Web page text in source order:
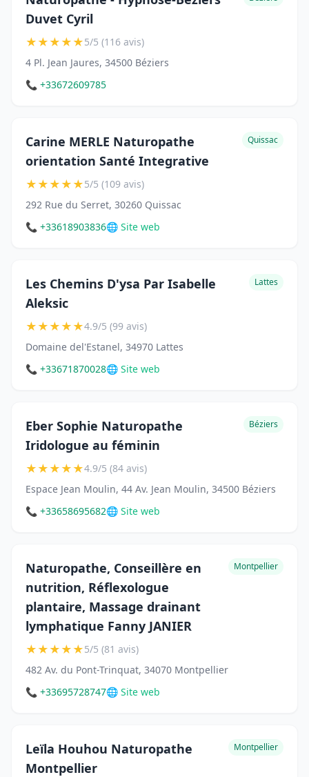
Duvet Cyril
★★★★★5/5 (116 avis)
4 Pl. Jean Jaures, 34500 Béziers
📞 +33672609785
Carine MERLE Naturopathe
orientation Santé Integrative
Quissac
★★★★★5/5 (109 avis)
292 Rue du Serret, 30260 Quissac
📞 +33618903836🌐 Site web
Les Chemins D'ysa Par Isabelle
Aleksic
Lattes
★★★★★4.9/5 (99 avis)
Domaine del'Estanel, 34970 Lattes
📞 +33671870028🌐 Site web
Eber Sophie Naturopathe
Iridologue au féminin
Béziers
★★★★★4.9/5 (84 avis)
Espace Jean Moulin, 44 Av. Jean Moulin, 34500 Béziers
📞 +33658695682🌐 Site web
Naturopathe, Conseillère en
nutrition, Réflexologue
plantaire, Massage drainant
lymphatique Fanny JANIER
Montpellier
★★★★★5/5 (81 avis)
482 Av. du Pont-Trinquat, 34070 Montpellier
📞 +33695728747🌐 Site web
Leïla Houhou Naturopathe
Montpellier
Montpellier